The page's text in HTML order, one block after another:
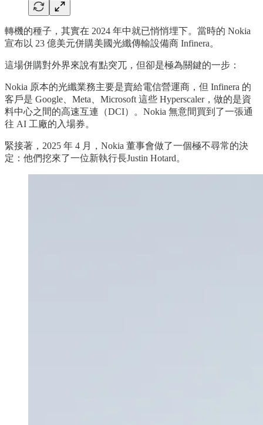
轉機的種子，其實在 2024 年中就已悄悄埋下。當時的 Nokia
宣布以 23 億美元併購美國光纖傳輸設備商 Infinera。
這場併購對外界來說有點突兀，但卻是極為關鍵的一步：
Nokia 原本的光纖業務主要是賣給電信營運商，但 Infinera 的
客戶是 Google、Meta、Microsoft 這些 Hyperscaler，做的是資
料中心之間的高速互連（DCI）。Nokia 無意間買到了一張通
往 AI 工廠的入場券。
緊接著，2025 年 4 月，Nokia 董事會做了一個極不尋常的決
定：他們挖來了一位新執行長Justin Hotard。